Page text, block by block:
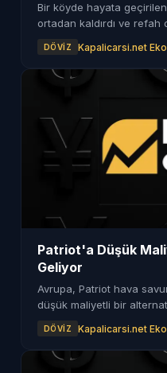
Bir köyde hayata
ortadan kaldırdı ve
DÖVIZ Kapalicarsi.net
Patriot'a Düşük
Geliyor
Avrupa, Patriot hava
düşük maliyetli bir
DÖVIZ Kapalicarsi.net